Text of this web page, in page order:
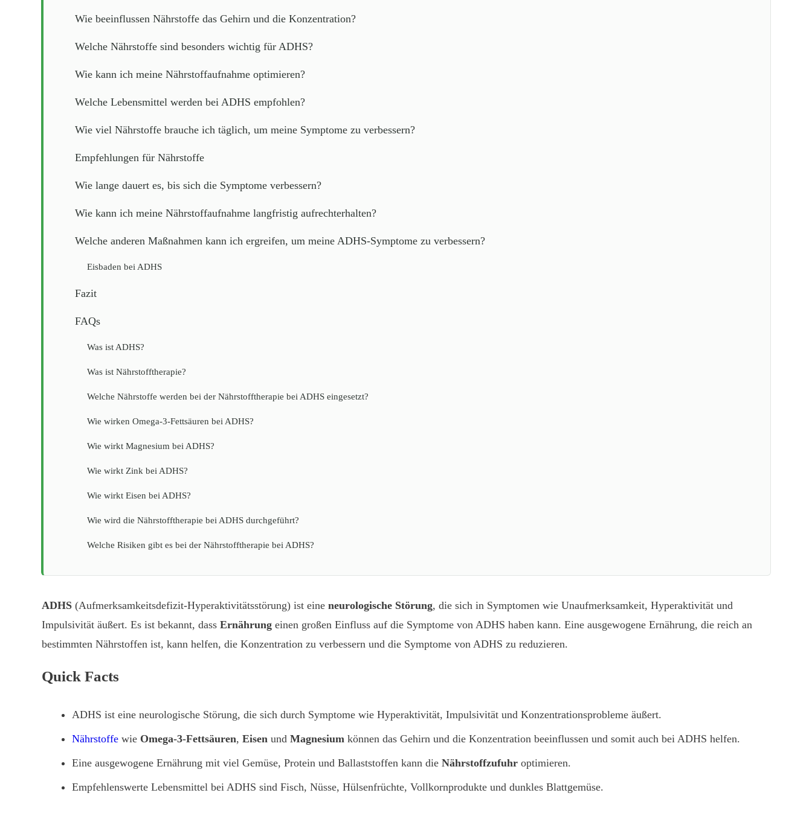
Wie beeinflussen Nährstoffe das Gehirn und die Konzentration?
Welche Nährstoffe sind besonders wichtig für ADHS?
Wie kann ich meine Nährstoffaufnahme optimieren?
Welche Lebensmittel werden bei ADHS empfohlen?
Wie viel Nährstoffe brauche ich täglich, um meine Symptome zu verbessern?
Empfehlungen für Nährstoffe
Wie lange dauert es, bis sich die Symptome verbessern?
Wie kann ich meine Nährstoffaufnahme langfristig aufrechterhalten?
Welche anderen Maßnahmen kann ich ergreifen, um meine ADHS-Symptome zu verbessern?
Eisbaden bei ADHS
Fazit
FAQs
Was ist ADHS?
Was ist Nährstofftherapie?
Welche Nährstoffe werden bei der Nährstofftherapie bei ADHS eingesetzt?
Wie wirken Omega-3-Fettsäuren bei ADHS?
Wie wirkt Magnesium bei ADHS?
Wie wirkt Zink bei ADHS?
Wie wirkt Eisen bei ADHS?
Wie wird die Nährstofftherapie bei ADHS durchgeführt?
Welche Risiken gibt es bei der Nährstofftherapie bei ADHS?
ADHS (Aufmerksamkeitsdefizit-Hyperaktivitätsstörung) ist eine neurologische Störung, die sich in Symptomen wie Unaufmerksamkeit, Hyperaktivität und
Impulsivität äußert. Es ist bekannt, dass Ernährung einen großen Einfluss auf die Symptome von ADHS haben kann. Eine ausgewogene Ernährung, die reich an
bestimmten Nährstoffen ist, kann helfen, die Konzentration zu verbessern und die Symptome von ADHS zu reduzieren.
Quick Facts
ADHS ist eine neurologische Störung, die sich durch Symptome wie Hyperaktivität, Impulsivität und Konzentrationsprobleme äußert.
Nährstoffe wie Omega-3-Fettsäuren, Eisen und Magnesium können das Gehirn und die Konzentration beeinflussen und somit auch bei ADHS helfen.
Eine ausgewogene Ernährung mit viel Gemüse, Protein und Ballaststoffen kann die Nährstoffzufuhr optimieren.
Empfehlenswerte Lebensmittel bei ADHS sind Fisch, Nüsse, Hülsenfrüchte, Vollkornprodukte und dunkles Blattgemüse.